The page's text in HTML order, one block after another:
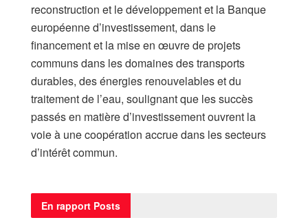
reconstruction et le développement et la Banque
européenne d’investissement, dans le
financement et la mise en œuvre de projets
communs dans les domaines des transports
durables, des énergies renouvelables et du
traitement de l’eau, soulignant que les succès
passés en matière d’investissement ouvrent la
voie à une coopération accrue dans les secteurs
d’intérêt commun.
En rapport Posts